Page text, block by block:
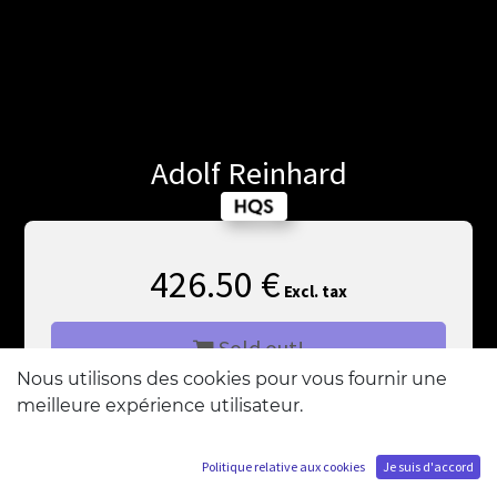
Adolf Reinhard
426.50 € Excl. tax
Sold out!
Add me to the waiting list
Nous utilisons des cookies pour vous fournir une
meilleure expérience utilisateur.
Politique relative aux cookies Je suis d'accord